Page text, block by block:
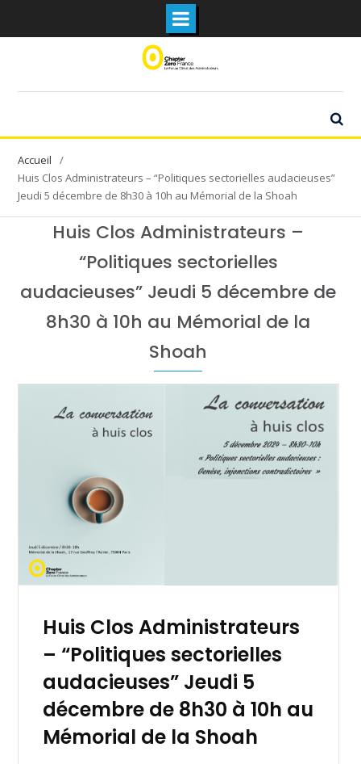
Huis Clos Administrateurs – “Politiques sectorielles audacieuses”
Jeudi 5 décembre de 8h30 à 10h au Mémorial de la Shoah
Huis Clos Administrateurs –
“Politiques sectorielles
audacieuses” Jeudi 5 décembre de
8h30 à 10h au Mémorial de la
Shoah
Huis Clos Administrateurs
– “Politiques sectorielles
audacieuses” Jeudi 5
décembre de 8h30 à 10h au
Mémorial de la Shoah